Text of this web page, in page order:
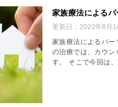
家族療法による
更新日： 2022年8月
家族療法によるパー
の治療では、カウン
す。 そこで今回は